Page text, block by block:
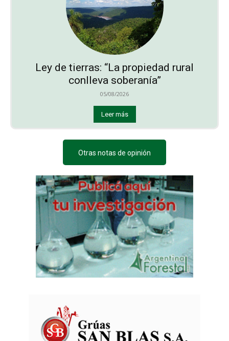
Ley de tierras: “La propiedad rural
conlleva soberanía”
05/08/2026
Leer más
Otras notas de opinión